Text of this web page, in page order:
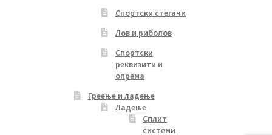
Спортски стегачи
Лов и риболов
Спортски
реквизити и
опрема
Греење и ладење
Ладење
Сплит
системи